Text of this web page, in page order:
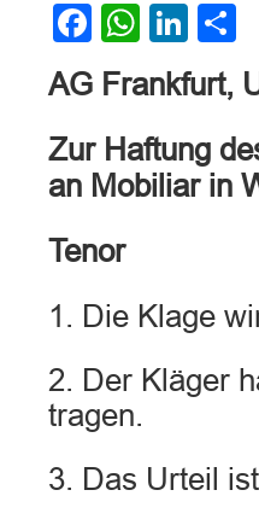
Facebook
AG Frankfurt,
Zur Haftung
an Mobiliar in
Tenor
1. Die Klage
2. Der Kläger
tragen.
3. Das Urteil